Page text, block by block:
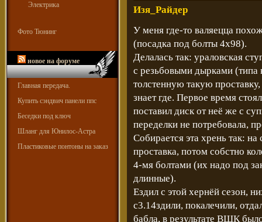
Электрика
Фото Тюнинг
новое на форуме
Главная передача.
Купить сэндвич панели ппс
Беседки под ключ
Шланг для Юнилос-Астра
Пластиковые понтоны на заказ
Изя_Райдер
У меня где-то валяецца
(посадка под болты 4х98).
Делалась так: ураловская
с резьбовыми дырками (типа
толстенную такую
знает где. Первое время
поставил диск от неё же с
переделки не потребовала,
Собирается эта хрень так:
проставка, потом собстно
4-мя болтами (их надо под
длинные).
Ездил с этой хернёй сезон,
с3.14здили, покалечили,
бабла, в результате ВШК